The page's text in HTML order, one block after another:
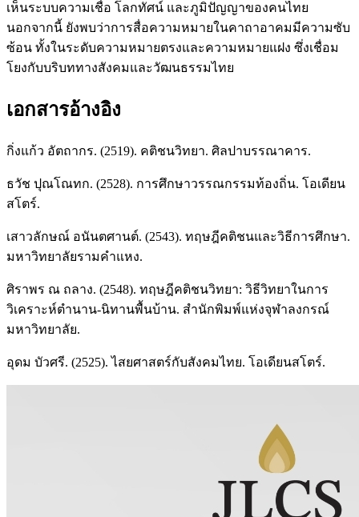
เห็นระบบความเชื่อ โลกทัศน์ และภูมิปัญญาของคนไทย
นอกจากนี้ ยังพบว่าการสื่อความหมายในคาถาอาคมมีความซับ
ซ้อน ทั้งในระดับความหมายตรงและความหมายแฝง ซึ่งเชื่อม
โยงกับบริบททางสังคมและวัฒนธรรมไทย
เอกสารอ้างอิง
กิ่งแก้ว อัตถากร. (2519). คติชนวิทยา. ศิลปาบรรณาคาร.
ธวัช ปุณโณทก. (2528). การศึกษาวรรณกรรมท้องถิ่น. โอเดียน
สโตร์.
เสาวลักษณ์ อนันตศานต์. (2543). ทฤษฎีคติชนและวิธีการศึกษา.
มหาวิทยาลัยรามคำแหง.
ศิราพร ณ ถลาง. (2548). ทฤษฎีคติชนวิทยา: วิธีวิทยาในการ
วิเคราะห์ตำนาน-นิทานพื้นบ้าน. สำนักพิมพ์แห่งจุฬาลงกรณ์
มหาวิทยาลัย.
อุดม บัวศรี. (2525). ไสยศาสตร์กับสังคมไทย. โอเดียนสโตร์.